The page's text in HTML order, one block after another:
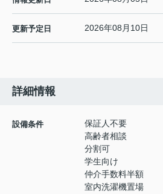
更新予定日 2026年08月10日
詳細情報
設備条件
保証人不要
高齢者相談
分割可
学生向け
仲介手数料半額
室内洗濯機置場